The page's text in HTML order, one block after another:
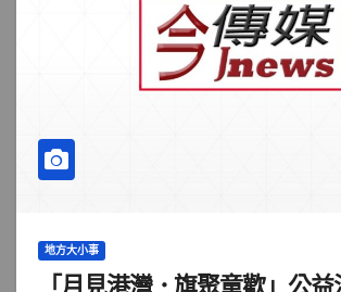
地方大小事
「月見港灣．旗聚童歡」公益